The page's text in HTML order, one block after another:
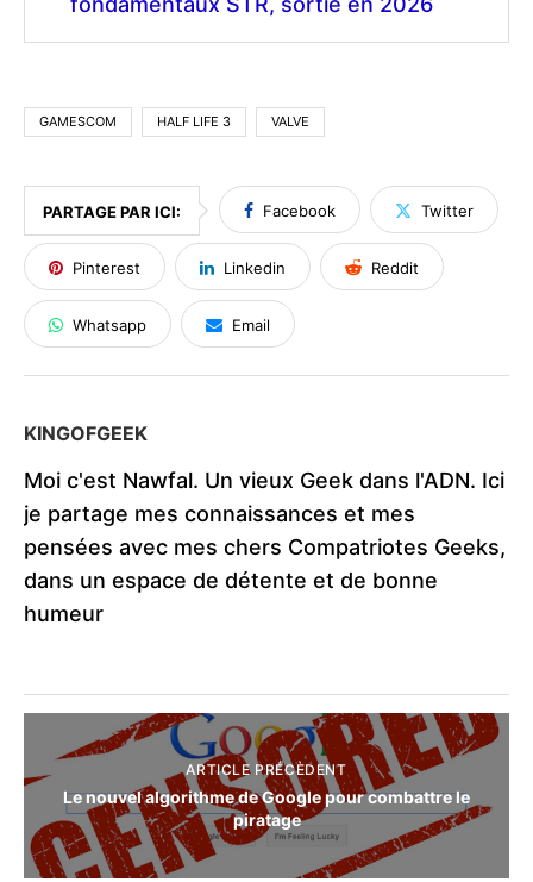
GAMESCOM HALF LIFE 3 VALVE
PARTAGE PAR ICI: Facebook Twitter
Pinterest Linkedin Reddit
Whatsapp Email
KINGOFGEEK
Moi c'est Nawfal. Un vieux Geek dans l'ADN. Ici
je partage mes connaissances et mes
pensées avec mes chers Compatriotes Geeks,
dans un espace de détente et de bonne
humeur
ARTICLE PRÉCÈDENT
Le nouvel algorithme de Google pour combattre le
piratage